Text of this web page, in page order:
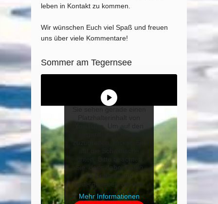
leben in Kontakt zu kommen.
Wir wünschen Euch viel Spaß und freuen
uns über viele Kommentare!
Sommer am Tegernsee
YouTube
unten. Bitte beachten
Sie, dass dabei Daten
an Drittanbieter
weitergegeben werden.
Mehr Informationen